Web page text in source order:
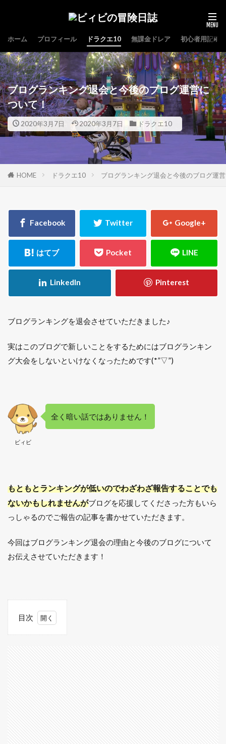
ホーム プロフィール ドラクエ10 無課金ドレア 初心者用記事
ブログランキング退会と今後のブログ運営に
ついて！
2020年3月7日 2020年3月7日 ドラクエ10
HOME ドラクエ10 ブログランキング退会と今後のブログ運
ブログランキングを退会させていただきました♪
実はこのブログで新しいことをするためにはブログランキン
グ大会をしないといけなくなったためです(*”▽”)
ビィビ
全く暗い話ではありません！
もともとランキングが低いのでわざわざ報告することでも
ないかもしれませんがブログを応援してくださった方もいら
っしゃるのでご報告の記事を書かせていただきます。
今回はブログランキング退会の理由と今後のブログについて
お伝えさせていただきます！
目次